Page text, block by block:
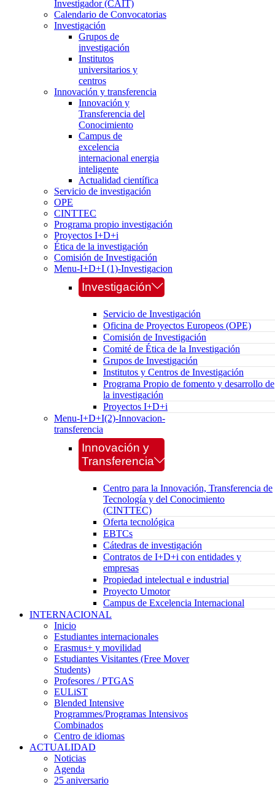
Investigador (CAIT)
Calendario de Convocatorias
Investigación
Grupos de
investigación
Institutos
universitarios y
centros
Innovación y transferencia
Innovación y
Transferencia del
Conocimiento
Campus de
excelencia
internacional energia
inteligente
Actualidad científica
Servicio de investigación
OPE
CINTTEC
Programa propio investigación
Proyectos I+D+i
Ética de la investigación
Comisión de Investigación
Menu-I+D+I (1)-Investigacion
Investigación
Servicio de Investigación
Oficina de Proyectos Europeos (OPE)
Comisión de Investigación
Comité de Ética de la Investigación
Grupos de Investigación
Institutos y Centros de Investigación
Programa Propio de fomento y desarrollo de
la investigación
Proyectos I+D+i
Menu-I+D+I(2)-Innovacion-
transferencia
Innovación y
Transferencia
Centro para la Innovación, Transferencia de
Tecnología y del Conocimiento
(CINTTEC)
Oferta tecnológica
EBTCs
Cátedras de investigación
Contratos de I+D+i con entidades y
empresas
Propiedad intelectual e industrial
Proyecto Umotor
Campus de Excelencia Internacional
INTERNACIONAL
Inicio
Estudiantes internacionales
Erasmus+ y movilidad
Estudiantes Visitantes (Free Mover
Students)
Profesores / PTGAS
EULiST
Blended Intensive
Programmes/Programas Intensivos
Combinados
Centro de idiomas
ACTUALIDAD
Noticias
Agenda
25 aniversario